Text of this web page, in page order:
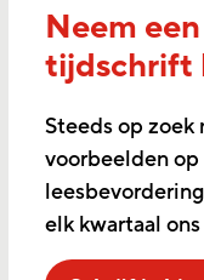
Neem
tijdschrift
Steeds op zoek
voorbeelden
elk kwartaal